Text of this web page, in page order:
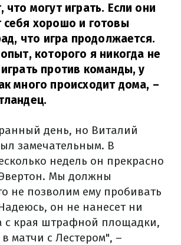
что могут играть. Если они
себя хорошо и готовы
что игра продолжается.
которого я никогда не
против команды, у
много происходит дома, –
день, но Виталий
замечательным. В
недель он прекрасно
Мы должны
не позволим ему пробивать
он не нанесет ни
с края штрафной площадки,
матчи с Лестером", –